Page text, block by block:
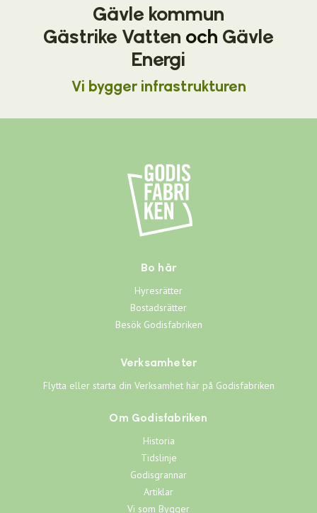
Gävle kommun
Gästrike Vatten och Gävle
Energi
Vi bygger infrastrukturen
Bo här
Hyresrätter
Bostadsrätter
Besök Godisfabriken
Verksamheter
Flytta eller starta din Verksamhet här på Godisfabriken
Om Godisfabriken
Historia
Tidslinje
Godisgrannar
Artiklar
Vi som Bygger